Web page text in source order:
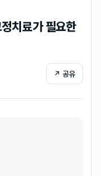
치료가 필요한
↗ 공유